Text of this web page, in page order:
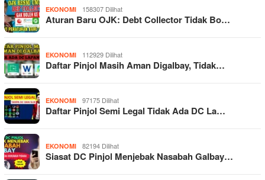
EKONOMI 158307 Dilihat
Aturan Baru OJK: Debt Collector Tidak Bo…
EKONOMI 112929 Dilihat
Daftar Pinjol Masih Aman Digalbay, Tidak…
EKONOMI 97175 Dilihat
Daftar Pinjol Semi Legal Tidak Ada DC La…
EKONOMI 82194 Dilihat
Siasat DC Pinjol Menjebak Nasabah Galbay…